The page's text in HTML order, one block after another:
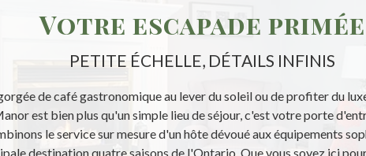
Votre escapade primée
PETITE ÉCHELLE, DÉTAILS INFINIS
de café gastronomique au lever du soleil ou de profiter du
est bien plus qu'un simple lieu de séjour, c'est votre porte
le service sur mesure d'un hôte dévoué aux équipements
destination quatre saisons de l'Ontario. Que vous soyez ici